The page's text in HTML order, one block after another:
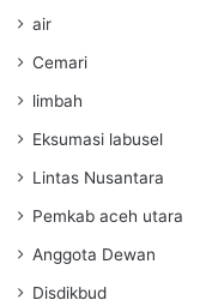
air
Cemari
limbah
Eksumasi labusel
Lintas Nusantara
Pemkab aceh utara
Anggota Dewan
Disdikbud